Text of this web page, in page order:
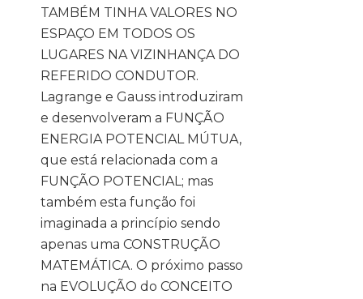
TAMBÉM TINHA VALORES NO
ESPAÇO EM TODOS OS
LUGARES NA VIZINHANÇA DO
REFERIDO CONDUTOR.
Lagrange e Gauss introduziram
e desenvolveram a FUNÇÃO
ENERGIA POTENCIAL MÚTUA,
que está relacionada com a
FUNÇÃO POTENCIAL; mas
também esta função foi
imaginada a princípio sendo
apenas uma CONSTRUÇÃO
MATEMÁTICA. O próximo passo
na EVOLUÇÃO do CONCEITO